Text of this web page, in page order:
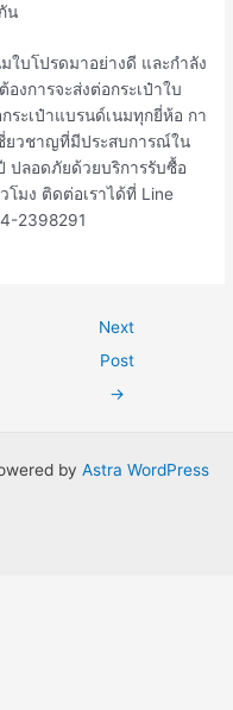
น
ใบโปรดมาอย่างดี และกำลัง
องการจะส่งต่อกระเป๋าใบ
ระเป๋าแบรนด์เนมทุกยี่ห้อ กา
ยวชาญที่มีประสบการณ์ใน
ปลอดภัยด้วยบริการรับซื้อ
โมง ติดต่อเราได้ที่ Line
2398291
Next
Post
→
by Astra WordPress